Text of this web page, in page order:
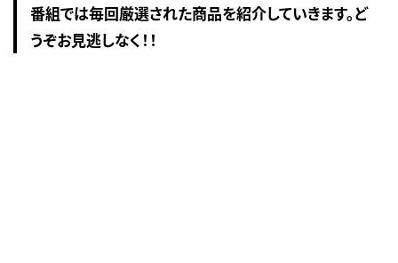
番組では毎回厳選された商品を紹介していきます。ど
うぞお見逃しなく！！